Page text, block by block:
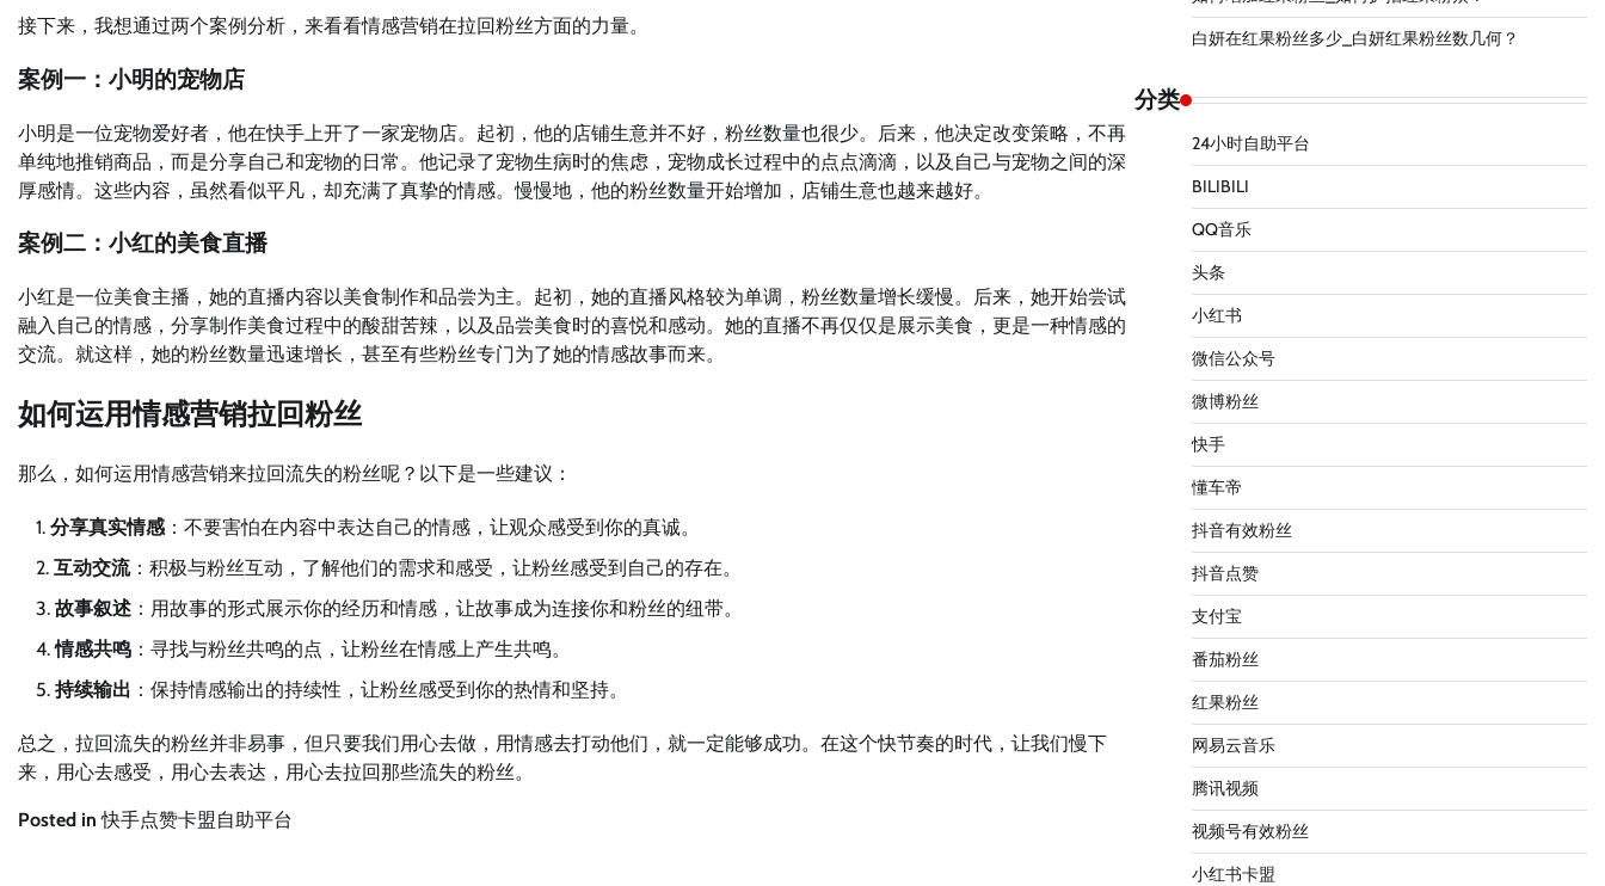
接下来，我想通过两个案例分析，来看看情感营销在拉回粉丝方面的力量。
案例一：小明的宠物店
小明是一位宠物爱好者，他在快手上开了一家宠物店。起初，他的店铺生意并不好，粉丝数量也很少。后来，他决定改变策略，不再
单纯地推销商品，而是分享自己和宠物的日常。他记录了宠物生病时的焦虑，宠物成长过程中的点点滴滴，以及自己与宠物之间的深
厚感情。这些内容，虽然看似平凡，却充满了真挚的情感。慢慢地，他的粉丝数量开始增加，店铺生意也越来越好。
案例二：小红的美食直播
小红是一位美食主播，她的直播内容以美食制作和品尝为主。起初，她的直播风格较为单调，粉丝数量增长缓慢。后来，她开始尝试
融入自己的情感，分享制作美食过程中的酸甜苦辣，以及品尝美食时的喜悦和感动。她的直播不再仅仅是展示美食，更是一种情感的
交流。就这样，她的粉丝数量迅速增长，甚至有些粉丝专门为了她的情感故事而来。
如何运用情感营销拉回粉丝
那么，如何运用情感营销来拉回流失的粉丝呢？以下是一些建议：
分享真实情感：不要害怕在内容中表达自己的情感，让观众感受到你的真诚。
互动交流：积极与粉丝互动，了解他们的需求和感受，让粉丝感受到自己的存在。
故事叙述 ：用故事的形式展示你的经历和情感，让故事成为连接你和粉丝的纽带。
情感共鸣 ：寻找与粉丝共鸣的点，让粉丝在情感上产生共鸣。
持续输出 ：保持情感输出的持续性，让粉丝感受到你的热情和坚持。
总之，拉回流失的粉丝并非易事，但只要我们用心去做，用情感去打动他们，就一定能够成功。在这个快节奏的时代，让我们慢下
来，用心去感受，用心去表达，用心去拉回那些流失的粉丝。
Posted in快手点赞卡盟自助平台
白妍在红果粉丝多少_白妍红果粉丝数几何？
分类
24小时自助平台
BILIBILI
QQ音乐
头条
小红书
微信公众号
微博粉丝
快手
懂车帝
抖音有效粉丝
抖音点赞
支付宝
番茄粉丝
红果粉丝
网易云音乐
腾讯视频
视频号有效粉丝
小红书卡盟